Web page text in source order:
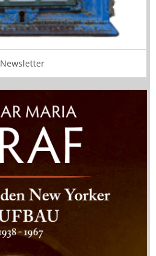
Newsletter